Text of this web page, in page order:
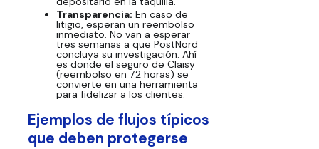
Transparencia: En caso de
litigio, esperan un reembolso
inmediato. No van a esperar
tres semanas a que PostNord
concluya su investigación. Ahí
es donde el seguro de Claisy
(reembolso en 72 horas) se
convierte en una herramienta
para fidelizar a los clientes.
Ejemplos de flujos típicos
que deben protegerse